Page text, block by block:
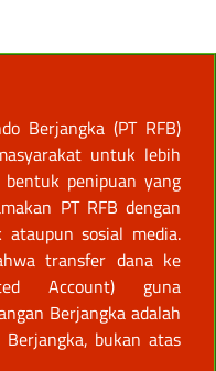
Berjangka (PT RFB)
untuk lebih
penipuan yang
PT RFB dengan
ataupun sosial media.
transfer dana ke
Account) guna
Berjangka adalah
bukan atas